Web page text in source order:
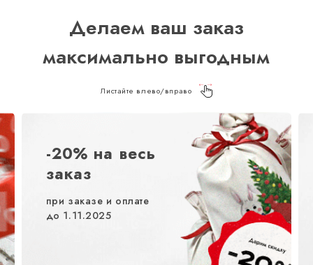
Делаем ваш заказ
максимально выгодным
Листайте влево/вправо
-20% на весь
заказ
при заказе и оплате
до 1.11.2025